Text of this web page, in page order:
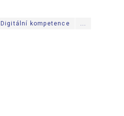
Digitální kompetence ...